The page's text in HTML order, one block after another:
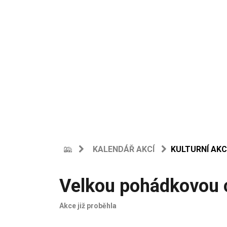
KALENDÁŘ AKCÍ KULTURNÍ
Velkou pohádkovou
Akce již proběhla